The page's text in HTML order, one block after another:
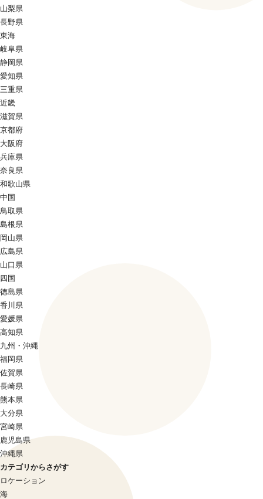
山梨県
長野県
東海
岐阜県
静岡県
愛知県
三重県
近畿
滋賀県
京都府
大阪府
兵庫県
奈良県
和歌山県
中国
鳥取県
島根県
岡山県
広島県
山口県
四国
徳島県
香川県
愛媛県
高知県
九州・沖縄
福岡県
佐賀県
長崎県
熊本県
大分県
宮崎県
鹿児島県
沖縄県
カテゴリからさがす
ロケーション
海